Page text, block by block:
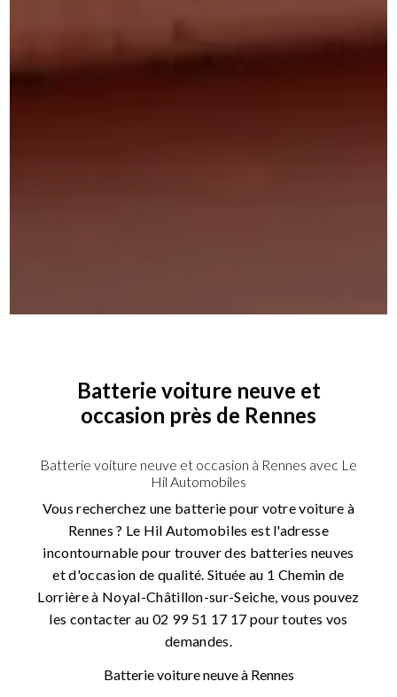
Batterie voiture neuve et
occasion près de Rennes
Batterie voiture neuve et occasion à Rennes avec Le
Hil Automobiles
Vous recherchez une batterie pour votre voiture à
Rennes ? Le Hil Automobiles est l'adresse
incontournable pour trouver des batteries neuves
et d'occasion de qualité. Située au 1 Chemin de
Lorrière à Noyal-Châtillon-sur-Seiche, vous pouvez
les contacter au 02 99 51 17 17 pour toutes vos
demandes.
Batterie voiture neuve à Rennes